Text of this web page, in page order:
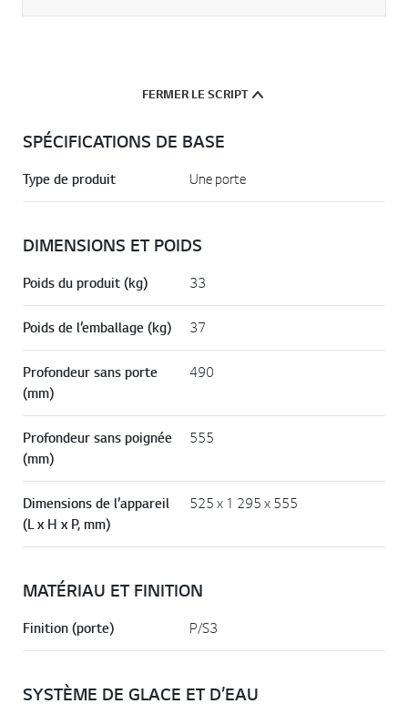
FERMER LE SCRIPT
SPÉCIFICATIONS DE BASE
Type de produit Une porte
DIMENSIONS ET POIDS
Poids du produit (kg) 33
Poids de l’emballage (kg) 37
Profondeur sans porte
(mm)
490
Profondeur sans poignée
(mm)
555
Dimensions de l’appareil
(L x H x P, mm)
525 x 1 295 x 555
MATÉRIAU ET FINITION
Finition (porte) P/S3
SYSTÈME DE GLACE ET D’EAU